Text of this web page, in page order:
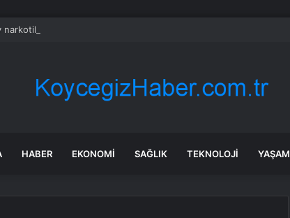
narkotik operasyonu: 844 tutuklama
HABER EKONOMI SAĞLIK TEKNOLOJI YAŞAM